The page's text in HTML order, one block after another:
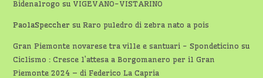
Bidenalrogo su VIGEVANO-VISTARINO
PaolaSpeccher suRaro puledro di zebra nato a pois
Gran Piemonte novarese tra ville e santuari - Spondeticino su
Ciclismo : Cresce l’attesa a Borgomanero per il Gran
Piemonte 2024 – di Federico La Capria